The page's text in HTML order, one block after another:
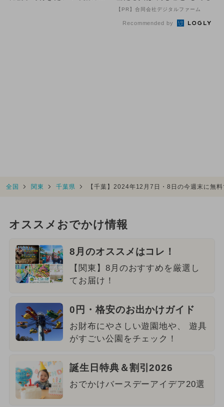
【PR】合同会社デジタルファーム
Recommended by
全国 関東 千葉県 【千葉】2024年12月7日・8日の今週末に無
オススメおでかけ情報
8月のオススメはコレ！
【関東】8月のおすすめを厳選し
てお届け！
0円・格安のお出かけガイド
お財布にやさしい遊園地や、 遊具
がすごい公園をチェック！
誕生日特典＆割引2026
おでかけバースデーアイデア20選